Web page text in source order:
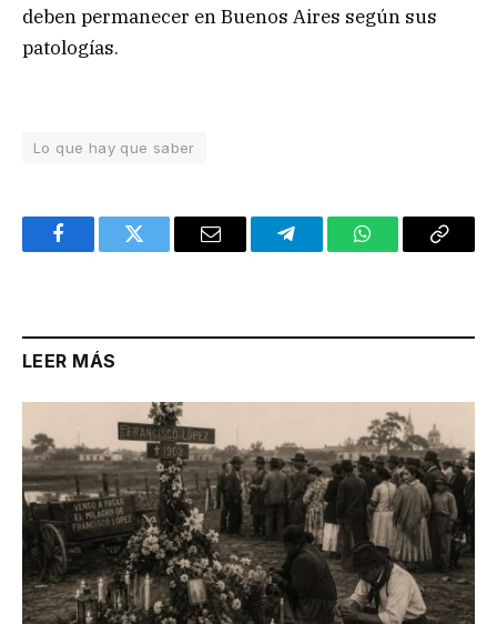
deben permanecer en Buenos Aires según sus
patologías.
Lo que hay que saber
FacebookTwitter Email TelegramWhatsAppCopy
LEER MÁS